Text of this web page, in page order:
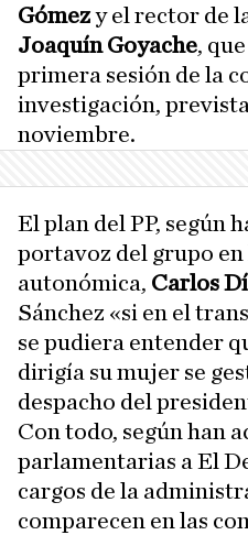
Gómezy el rector de
Joaquín Goyache,
primera sesión de la
investigación,
noviembre.
El plan del PP, según
portavoz del grupo en
autonómica, Carlos
Sánchez «si en el
se pudiera entender
dirigía su mujer se
despacho del
Con todo, según han
parlamentarias a El
cargos de la
comparecen en las